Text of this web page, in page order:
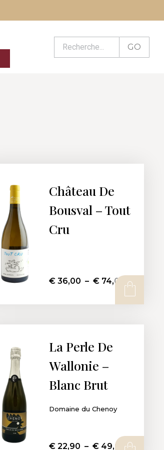
GO
Château De
Bousval – Tout
Cru
€36,00 – €74,00
La Perle De
Wallonie –
Blanc Brut
Domaine du Chenoy
€22,90 – €49,00